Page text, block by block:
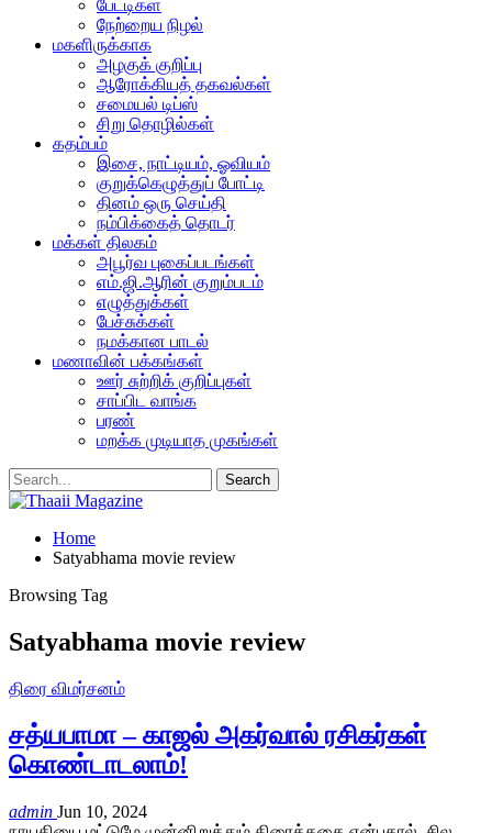
பேட்டிகள்
நேற்றைய நிழல்
மகளிருக்காக
அழகுக் குறிப்பு
ஆரோக்கியத் தகவல்கள்
சமையல் டிப்ஸ்
சிறு தொழில்கள்
கதம்பம்
இசை, நாட்டியம், ஓவியம்
குறுக்கெழுத்துப் போட்டி
தினம் ஒரு செய்தி
நம்பிக்கைத் தொடர்
மக்கள் திலகம்
அபூர்வ புகைப்படங்கள்
எம்.ஜி.ஆரின் குறும்படம்
எழுத்துக்கள்
பேச்சுக்கள்
நமக்கான பாடல்
மணாவின் பக்கங்கள்
ஊர் சுற்றிக் குறிப்புகள்
சாப்பிட வாங்க
பரண்
மறக்க முடியாத முகங்கள்
Home
Satyabhama movie review
Browsing Tag
Satyabhama movie review
திரை விமர்சனம்
சத்யபாமா – காஜல் அகர்வால் ரசிகர்கள்
கொண்டாடலாம்!
admin Jun 10, 2024